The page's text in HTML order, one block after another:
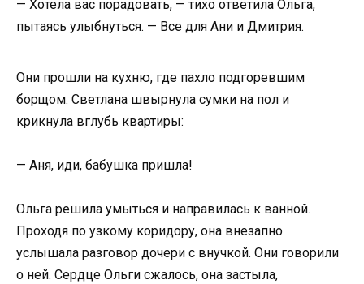
— Хотела вас порадовать, — тихо ответила Ольга,
пытаясь улыбнуться. — Все для Ани и Дмитрия.
Они прошли на кухню, где пахло подгоревшим
борщом. Светлана швырнула сумки на пол и
крикнула вглубь квартиры:
— Аня, иди, бабушка пришла!
Ольга решила умыться и направилась к ванной.
Проходя по узкому коридору, она внезапно
услышала разговор дочери с внучкой. Они говорили
о ней. Сердце Ольги сжалось, она застыла,